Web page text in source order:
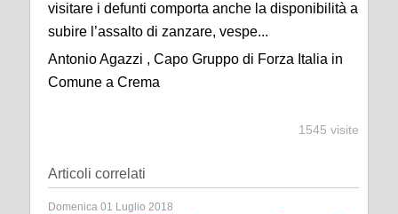
visitare i defunti comporta anche la disponibilità a
subire l’assalto di zanzare, vespe...
Antonio Agazzi , Capo Gruppo di Forza Italia in
Comune a Crema
1545 visite
Articoli correlati
Domenica 01 Luglio 2018